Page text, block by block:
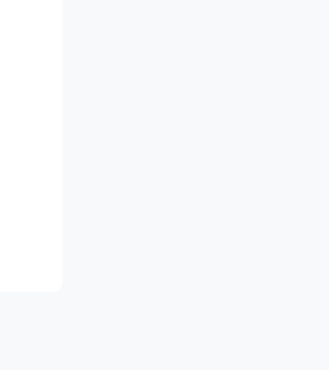
אנו מתחייבים לשירות
ניתן ליצור איתנו קשר בטלפון